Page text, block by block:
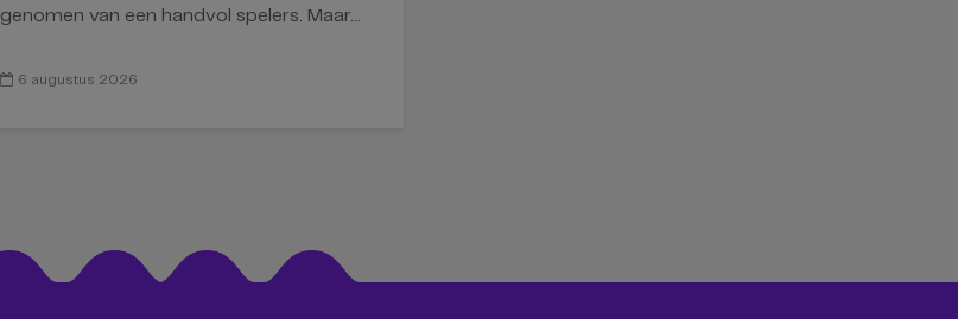
genomen van een handvol spelers. Maar...
6 augustus 2026